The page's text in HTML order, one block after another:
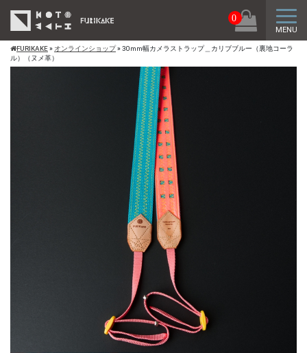
0
トグ
MENU
FURIKAKE» オンラインショップ»30mm幅カメラストラップ＿カリブブルー（裏地コーラ
ル）（ヌメ革）